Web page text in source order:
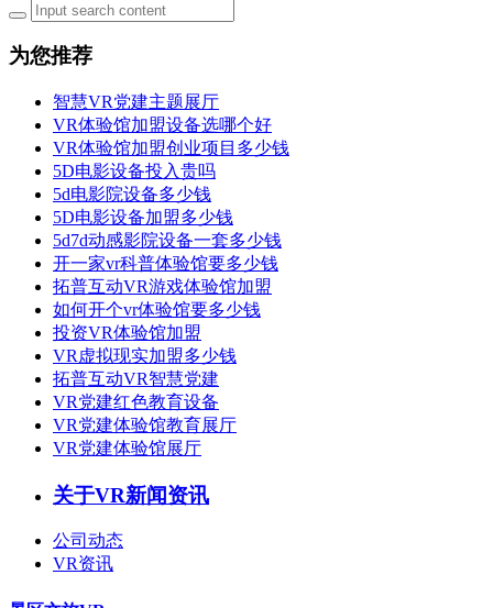
为您推荐
智慧VR党建主题展厅
VR体验馆加盟设备选哪个好
VR体验馆加盟创业项目多少钱
5D电影设备投入贵吗
5d电影院设备多少钱
5D电影设备加盟多少钱
5d7d动感影院设备一套多少钱
开一家vr科普体验馆要多少钱
拓普互动VR游戏体验馆加盟
如何开个vr体验馆要多少钱
投资VR体验馆加盟
VR虚拟现实加盟多少钱
拓普互动VR智慧党建
VR党建红色教育设备
VR党建体验馆教育展厅
VR党建体验馆展厅
关于VR新闻资讯
公司动态
VR资讯